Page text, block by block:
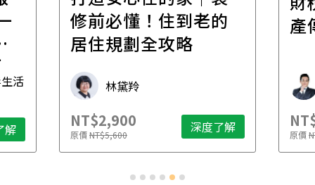
活
解
修前必懂！住到老的
居住規劃全攻略
林黛羚
NT$2,900
原價NT$5,600 深度了解
產
原價